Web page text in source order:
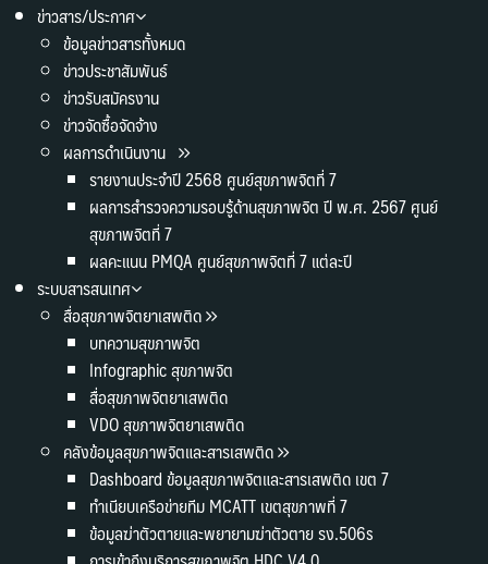
ข่าวสาร/ประกาศ
ข้อมูลข่าวสารทั้งหมด
ข่าวประชาสัมพันธ์
ข่าวรับสมัครงาน
ข่าวจัดซื้อจัดจ้าง
ผลการดำเนินงาน
รายงานประจำปี 2568 ศูนย์สุขภาพจิตที่ 7
ผลการสำรวจความรอบรู้ด้านสุขภาพจิต ปี พ.ศ. 2567 ศูนย์
สุขภาพจิตที่ 7
ผลคะแนน PMQA ศูนย์สุขภาพจิตที่ 7 แต่ละปี
ระบบสารสนเทศ
สื่อสุขภาพจิตยาเสพติด
บทความสุขภาพจิต
Infographic สุขภาพจิต
สื่อสุขภาพจิตยาเสพติด
VDO สุขภาพจิตยาเสพติด
คลังข้อมูลสุขภาพจิตและสารเสพติด
Dashboard ข้อมูลสุขภาพจิตและสารเสพติด เขต 7
ทำเนียบเครือข่ายทีม MCATT เขตสุขภาพที่ 7
ข้อมูลฆ่าตัวตายและพยายามฆ่าตัวตาย รง.506s